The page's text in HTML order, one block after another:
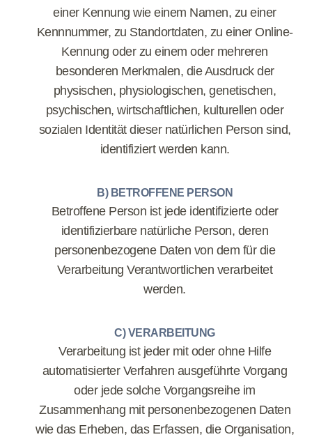
einer Kennung wie einem Namen, zu einer
Kennnummer, zu Standortdaten, zu einer Online-
Kennung oder zu einem oder mehreren
besonderen Merkmalen, die Ausdruck der
physischen, physiologischen, genetischen,
psychischen, wirtschaftlichen, kulturellen oder
sozialen Identität dieser natürlichen Person sind,
identifiziert werden kann.
B) BETROFFENE PERSON
Betroffene Person ist jede identifizierte oder
identifizierbare natürliche Person, deren
personenbezogene Daten von dem für die
Verarbeitung Verantwortlichen verarbeitet
werden.
C) VERARBEITUNG
Verarbeitung ist jeder mit oder ohne Hilfe
automatisierter Verfahren ausgeführte Vorgang
oder jede solche Vorgangsreihe im
Zusammenhang mit personenbezogenen Daten
wie das Erheben, das Erfassen, die Organisation,